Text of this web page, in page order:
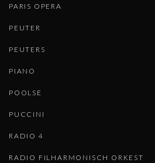
PARIS OPERA
PEUTER
PEUTERS
PIANO
POOLSE
PUCCINI
RADIO 4
RADIO FILHARMONISCH ORKEST